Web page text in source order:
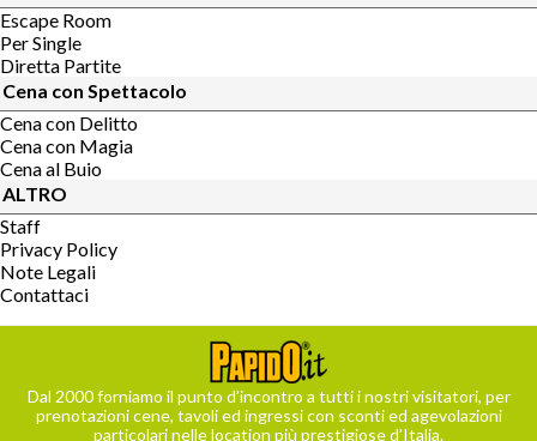
Escape Room
Per Single
Diretta Partite
Cena con Spettacolo
Cena con Delitto
Cena con Magia
Cena al Buio
ALTRO
Staff
Privacy Policy
Note Legali
Contattaci
Dal 2000 forniamo il punto d’incontro a tutti i nostri visitatori, per
prenotazioni cene, tavoli ed ingressi con sconti ed agevolazioni
particolari nelle location più prestigiose d’Italia.